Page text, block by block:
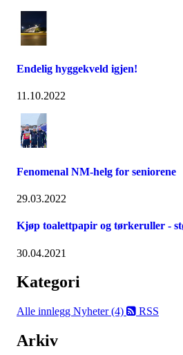
Endelig hyggekveld igjen!
11.10.2022
Fenomenal NM-helg for seniorene
29.03.2022
Kjøp toalettpapir og tørkeruller -
30.04.2021
Kategori
Alle innlegg Nyheter (4) RSS
Arkiv